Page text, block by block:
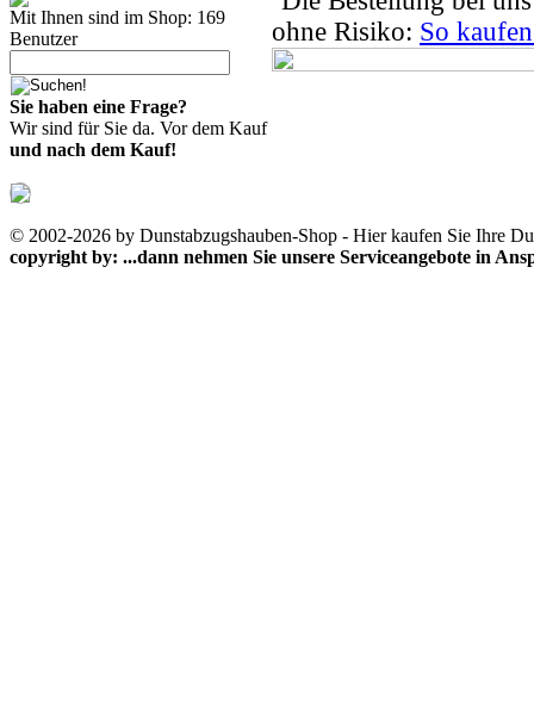
Mit Ihnen sind im Shop: 169
Benutzer
Sie haben eine Frage?
Wir sind für Sie da. Vor dem Kauf
und nach dem Kauf!
ohne Risiko: So
© 2002-2026 by Dunstabzugshauben-Shop - Hier kaufen Sie Ihre
copyright by: ...dann nehmen Sie unsere Serviceangebote in